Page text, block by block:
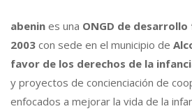
abenin es una ONGD de
2003 con sede en el municipio de
favor de los derechos de la
y proyectos de concienciación de
enfocados a mejorar la vida de la